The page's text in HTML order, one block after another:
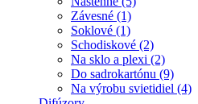
Závesné (1)
Soklové (1)
Schodiskové (2)
Na sklo a plexi (2)
Do sadrokartónu (9)
Na výrobu svietidiel (4)